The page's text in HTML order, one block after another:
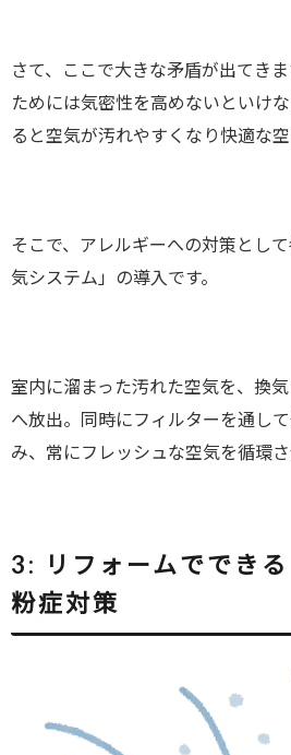
さて、ここで大きな矛盾が出てき
ためには気密性を高めないといけ
ると空気が汚れやすくなり快適な空
そこで、アレルギーへの対策とし
気システム」の導入です。
室内に溜まった汚れた空気を、換
へ放出。同時にフィルターを通し
み、常にフレッシュな空気を循環さ
3: リフォームででき
粉症対策